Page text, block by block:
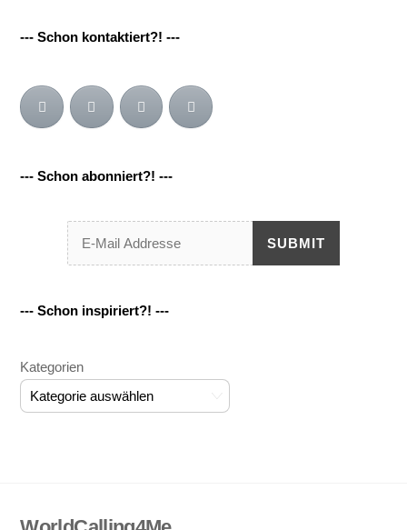
--- Schon kontaktiert?! ---
--- Schon abonniert?! ---
SUBMIT
--- Schon inspiriert?! ---
Kategorien